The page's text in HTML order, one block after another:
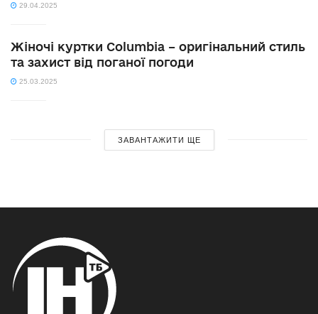
29.04.2025
Жіночі куртки Columbia – оригінальний стиль
та захист від поганої погоди
25.03.2025
ЗАВАНТАЖИТИ ЩЕ